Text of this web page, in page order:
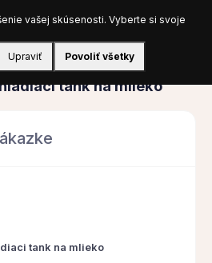
Prihlásiť sa
tank na mlieko
tank na mlieko
vašej skúsenosti. Vyberte si svoje
Upraviť Povoliť všetky